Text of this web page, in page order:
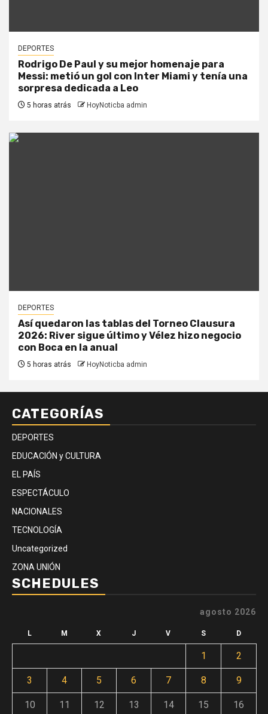
DEPORTES
Rodrigo De Paul y su mejor homenaje para
Messi: metió un gol con Inter Miami y tenía una
sorpresa dedicada a Leo
5 horas atrás HoyNoticba admin
DEPORTES
Así quedaron las tablas del Torneo Clausura
2026: River sigue último y Vélez hizo negocio
con Boca en la anual
5 horas atrás HoyNoticba admin
CATEGORÍAS
DEPORTES
EDUCACIÓN y CULTURA
EL PAÍS
ESPECTÁCULO
NACIONALES
TECNOLOGÍA
Uncategorized
ZONA UNIÓN
SCHEDULES
agosto 2026
L M X J V S D
1 2
3 4 5 6 7 8 9
10 11 12 13 14 15 16